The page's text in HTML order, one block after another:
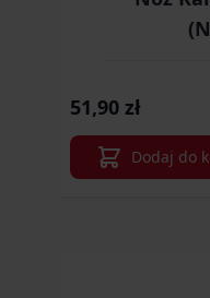
51,90 zł
Dodaj do